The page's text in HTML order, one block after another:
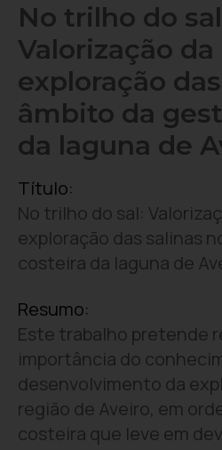
No trilho do
Valorização
exploração
âmbito da
da laguna de
Título:
No trilho do sal:
exploração das salinas
costeira da laguna de
Resumo:
Este trabalho pretende
importância do
desenvolvimento da
região de Aveiro, em
costeira que leve em